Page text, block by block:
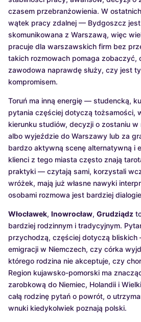
czasem przebranżowienia. W
wątek pracy zdalnej — Bydgoszcz
skomunikowana z Warszawą, więc
pracuje dla warszawskich firm bez
takich rozmowach pomaga zobaczyć,
zawodowa naprawdę służy, czy jest
kompromisem.
Toruń ma inną energię — studencką,
pytania częściej dotyczą tożsamości,
kierunku studiów, decyzji o zostaniu
albo wyjeździe do Warszawy lub za
bardzo aktywną scenę alternatywną i
klienci z tego miasta często znają
praktyki — czytają sami, korzystali
wróżek, mają już własne nawyki
osobami rozmowa jest bardziej
Włocławek, Inowrocław, Grudziądz
bardziej rodzinnym i tradycyjnym.
przychodzą, częściej dotyczą
emigracji w Niemczech, czy córka
którego rodzina nie akceptuje, czy
Region kujawsko-pomorski ma
zarobkową do Niemiec, Holandii i
całą rodzinę pytań o powrót, o
wnuki kiedykolwiek poznają polski.